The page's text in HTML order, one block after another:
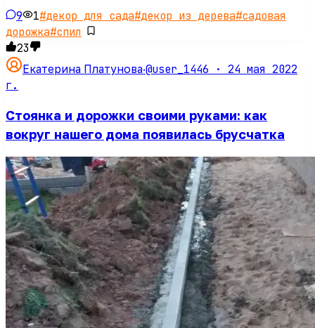
9 1#декор для сада#декор из дерева#садовая
дорожка#спил
23
Екатерина Платунова·@user_1446 · 24 мая 2022
г.
Стоянка и дорожки своими руками: как
вокруг нашего дома появилась брусчатка